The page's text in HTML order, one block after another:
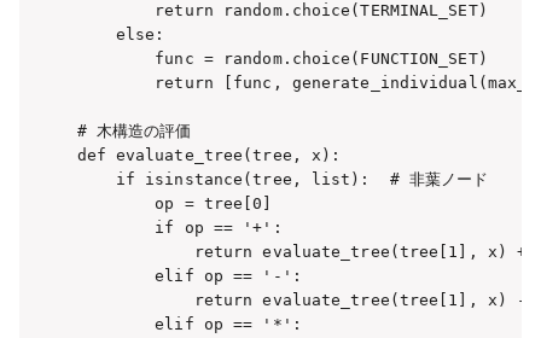
        return random.choice(TERMINAL_SET)
    else:
        func = random.choice(FUNCTION_SET)
return [func,
# 木構造の評価
def evaluate_tree(tree, x):
    if isinstance(tree, list):  # 非葉ノード
        op = tree[0]
        if op == '+':
return evaluate_tree(tree[1], x) +
        elif op == '-':
return evaluate_tree(tree[1], x) -
        elif op == '*':